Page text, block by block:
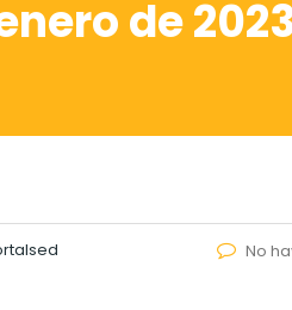
de
No